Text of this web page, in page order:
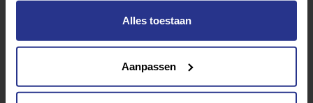
Alles toestaan
Aanpassen
Gezondheid
Lifestyle Tech Tips & tricks
Terug naar nieuwsoverzicht